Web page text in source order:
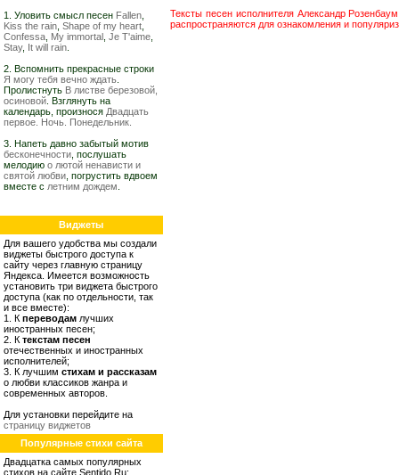
1. Уловить смысл песен Fallen
Kiss the rain Shape of my heart
Confessa My immortal Je T'aime
Stay, It will rain
2. Вспомнить прекрасные строки
Я могу тебя вечно ждать
Пролистнуть В листве березовой,
осиновой . Взглянуть на
календарь, произнося Двадцать
первое. Ночь. Понедельник.
3. Напеть давно забытый мотив
бесконечности , послушать
мелодию о лютой ненависти и
святой любви , погрустить вдвоем
вместе с летним дождем
Виджеты
Для вашего удобства мы создали
виджеты быстрого доступа к
сайту через главную страницу
Яндекса. Имеется возможность
установить три виджета быстрого
доступа (как по отдельности, так
и все вместе):
1. К переводам лучших
иностранных песен;
2. К текстам песен
отечественных и иностранных
исполнителей;
3. К лучшим стихам и рассказам
о любви классиков жанра и
современных авторов.
Для установки перейдите на
страницу виджетов
Популярные стихи сайта
Двадцатка самых популярных
стихов на сайте Sentido.Ru:
Тексты песен исполнителя Александр
распространяются для ознакомления и